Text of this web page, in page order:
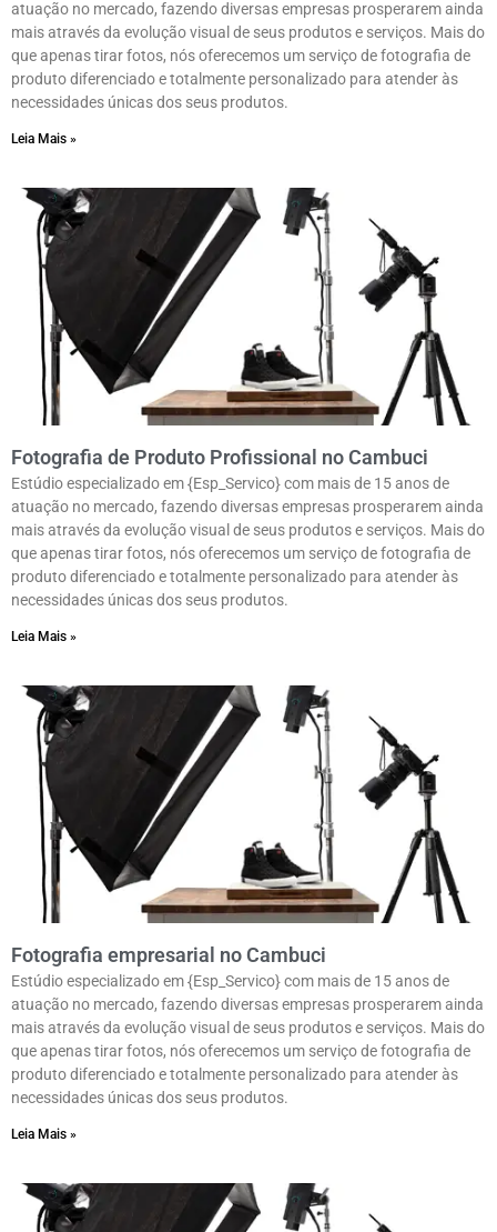
atuação no mercado, fazendo diversas empresas prosperarem ainda
mais através da evolução visual de seus produtos e serviços. Mais do
que apenas tirar fotos, nós oferecemos um serviço de fotografia de
produto diferenciado e totalmente personalizado para atender às
necessidades únicas dos seus produtos.
Leia Mais »
Fotografia de Produto Profissional no Cambuci
Estúdio especializado em {Esp_Servico} com mais de 15 anos de
atuação no mercado, fazendo diversas empresas prosperarem ainda
mais através da evolução visual de seus produtos e serviços. Mais do
que apenas tirar fotos, nós oferecemos um serviço de fotografia de
produto diferenciado e totalmente personalizado para atender às
necessidades únicas dos seus produtos.
Leia Mais »
Fotografia empresarial no Cambuci
Estúdio especializado em {Esp_Servico} com mais de 15 anos de
atuação no mercado, fazendo diversas empresas prosperarem ainda
mais através da evolução visual de seus produtos e serviços. Mais do
que apenas tirar fotos, nós oferecemos um serviço de fotografia de
produto diferenciado e totalmente personalizado para atender às
necessidades únicas dos seus produtos.
Leia Mais »